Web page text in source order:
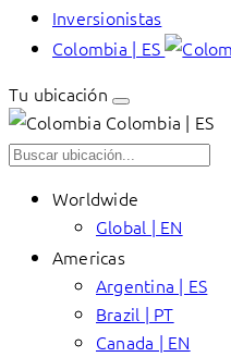
Inversionistas
Colombia | ES
Tu ubicación
Colombia | ES
Worldwide
Global | EN
Americas
Argentina | ES
Brazil | PT
Canada | EN